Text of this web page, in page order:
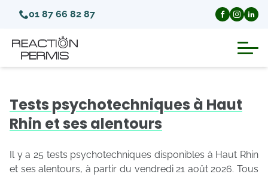
01 87 66 82 87
Invalidation du permis de conduire
Annulation du permis de conduire
Tests psychotechniques à Haut
Rhin et ses alentours
Il y a 25 tests psychotechniques disponibles à Haut Rhin
et ses alentours, à partir du vendredi 21 août 2026. Tous